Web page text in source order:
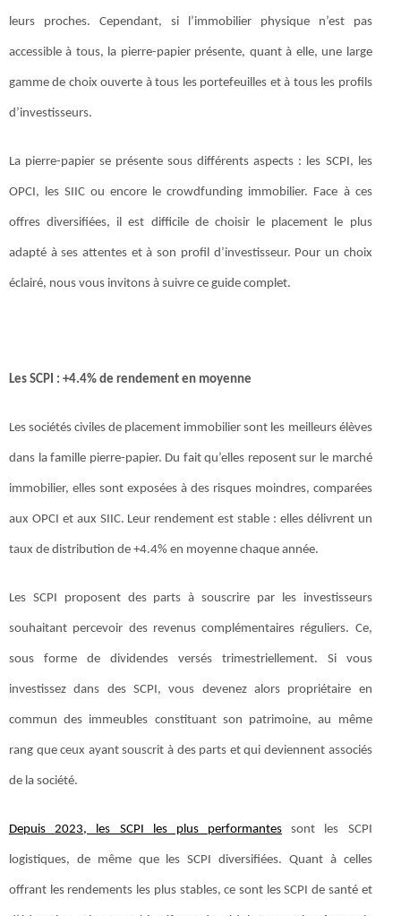
leurs proches. Cependant, si l’immobilier physique n’est pas
accessible à tous, la pierre-papier présente, quant à elle, une large
gamme de choix ouverte à tous les portefeuilles et à tous les profils
d’investisseurs.
La pierre-papier se présente sous différents aspects : les SCPI, les
OPCI, les SIIC ou encore le crowdfunding immobilier. Face à ces
offres diversifiées, il est difficile de choisir le placement le plus
adapté à ses attentes et à son profil d’investisseur. Pour un choix
éclairé, nous vous invitons à suivre ce guide complet.
Les SCPI : +4.4% de rendement en moyenne
Les sociétés civiles de placement immobilier sont les meilleurs élèves
dans la famille pierre-papier. Du fait qu’elles reposent sur le marché
immobilier, elles sont exposées à des risques moindres, comparées
aux OPCI et aux SIIC. Leur rendement est stable : elles délivrent un
taux de distribution de +4.4% en moyenne chaque année.
Les SCPI proposent des parts à souscrire par les investisseurs
souhaitant percevoir des revenus complémentaires réguliers. Ce,
sous forme de dividendes versés trimestriellement. Si vous
investissez dans des SCPI, vous devenez alors propriétaire en
commun des immeubles constituant son patrimoine, au même
rang que ceux ayant souscrit à des parts et qui deviennent associés
de la société.
Depuis 2023, les SCPI les plus performantes sont les SCPI
logistiques, de même que les SCPI diversifiées. Quant à celles
offrant les rendements les plus stables, ce sont les SCPI de santé et